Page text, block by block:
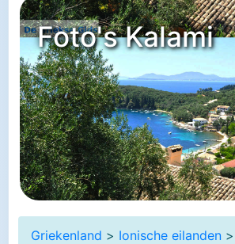
Foto's Kalami
Griekenland > Ionische eilanden >